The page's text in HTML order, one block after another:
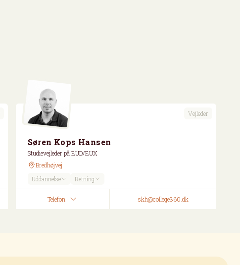
Vejleder
Søren Kops Hansen
Studievejleder på EUD/EUX
Bredhøjvej
Uddannelse
Retning
Telefon skh@college360.dk